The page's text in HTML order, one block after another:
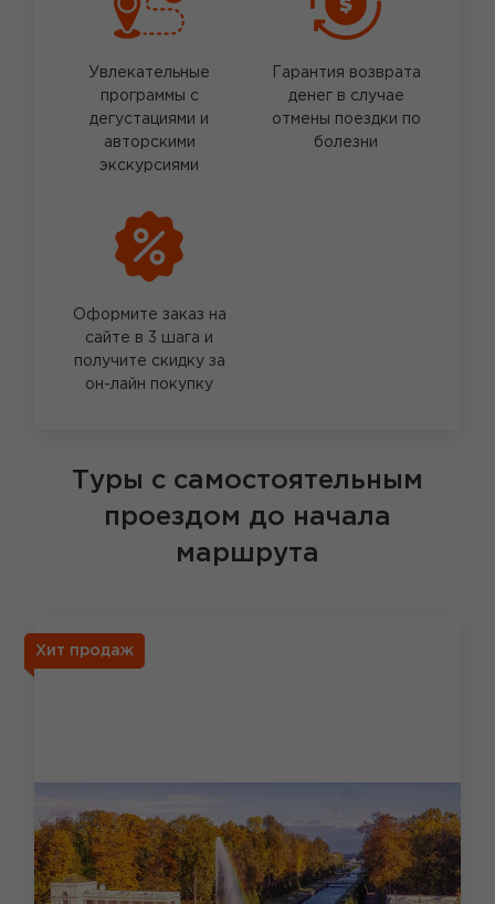
Увлекательные
программы с
дегустациями и
авторскими
экскурсиями
Гарантия возврата
денег в случае
отмены поездки по
болезни
Оформите заказ на
сайте в 3 шага и
получите скидку за
он-лайн покупку
Туры с самостоятельным
проездом до начала
маршрута
Хит продаж